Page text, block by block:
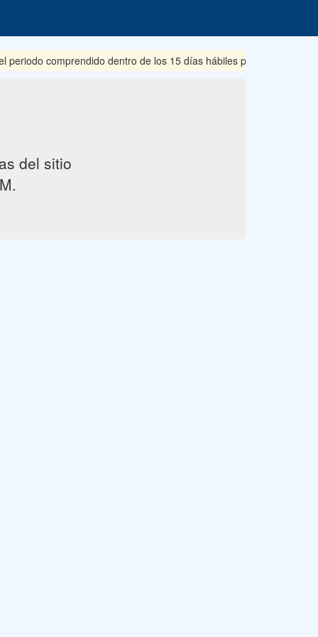
comprendido dentro de los 15 días hábiles posteriores a su
del sitio